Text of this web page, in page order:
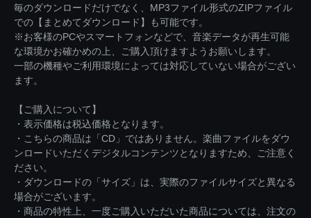
毎のダウンロードだけでなく、MP3ファイル形式のZIPファイル
での【まとめてダウンロード】も可能です。
※お客様のPCやスマートフォンなどで、音楽データが再生可能
な環境かお確かめの上、ご購入頂けますようお願いします。
一部の機種やご利用環境によっては対応していない場合がござい
ます。
【ご購入について】
・表示価格は税込価格となります。
・こちらの商品は「CD」ではありません。楽曲ファイルをダウ
ンロードいただくデジタルコンテンツとなりますため、ご注意く
ださい。
・ダウンロードの「サイズ」は、実際のファイルサイズと異なる
場合がございます。
・商品の特性上、一度ご購入いただいた商品については、注文の